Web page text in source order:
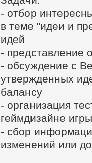
- отбор
в теме "идеи и
идей
- представление
- обсуждение с
утвержденных
балансу
- организация
геймдизайне
- сбор
изменений или